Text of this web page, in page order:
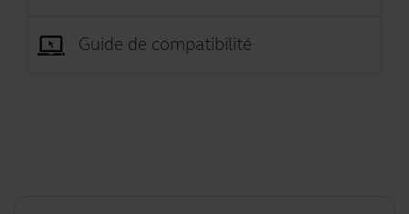
Guide de compatibilité